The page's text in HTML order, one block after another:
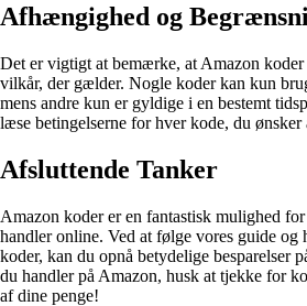
Afhængighed og
Det er vigtigt at bemærke, at Amazon
vilkår, der gælder. Nogle koder kan kun
mens andre kun er gyldige i en bestemt
læse betingelserne for hver kode, du ønsker
Afsluttende Tanker
Amazon koder er en fantastisk mulighed for
handler online. Ved at følge vores guide og
koder, kan du opnå betydelige besparelser
du handler på Amazon, husk at tjekke for
af dine penge!